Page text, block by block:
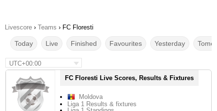
Livescore › Teams › FC Floresti
Today Live Finished Favourites Yesterday
UTC+00:00
FC Floresti Live Scores, Results & Fixtures
Moldova
Liga 1 Results & fixtures